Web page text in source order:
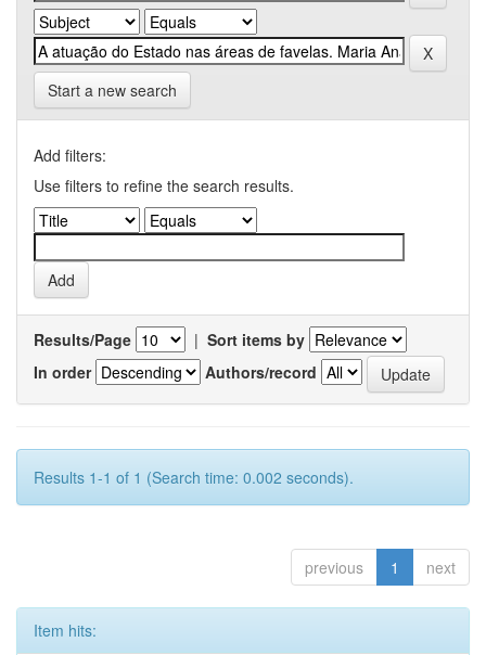
Start a new search
Add filters:
Use filters to refine the search results.
Results/Page | Sort items by
In order
Authors/record
Results 1-1 of 1 (Search time: 0.002 seconds).
previous 1 next
Item hits: